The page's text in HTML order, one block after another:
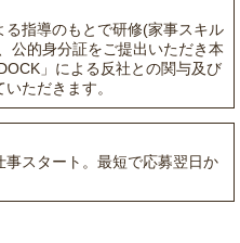
る指導のもとで研修(家事スキル
公的身分証をご提出いただき本
」による反社との関与及び
ただきます。
事スタート。最短で応募翌日か